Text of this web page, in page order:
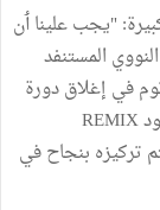
: "يجبعليناٲن
النووي المستنفد
في إغلاقدورة
REMIX
تركيزه بنجاحفي